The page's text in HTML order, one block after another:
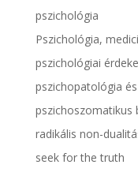
pszichológia
Pszichológia,
pszichológiai
pszichopatológia
pszichoszomatikus
radikális non-
seek for the truth